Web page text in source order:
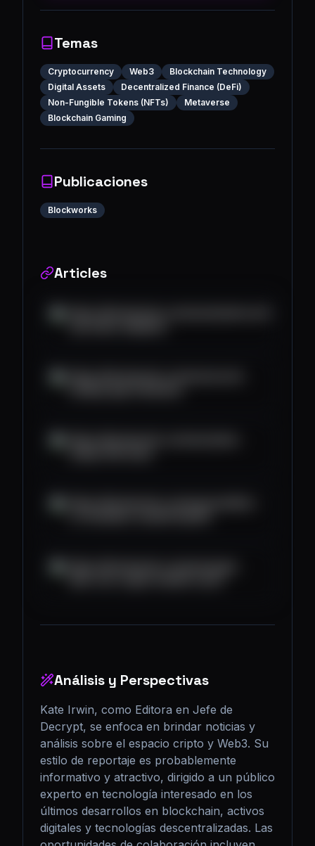
Temas
Cryptocurrency Web3
Blockchain Technology
Digital Assets
Decentralized Finance (DeFi)
Non-Fungible Tokens (NFTs)
Metaverse
Blockchain Gaming
Publicaciones
Blockworks
Articles
Análisis y Perspectivas
Kate Irwin, como Editora en Jefe de
Decrypt, se enfoca en brindar noticias y
análisis sobre el espacio cripto y Web3. Su
estilo de reportaje es probablemente
informativo y atractivo, dirigido a un público
experto en tecnología interesado en los
últimos desarrollos en blockchain, activos
digitales y tecnologías descentralizadas. Las